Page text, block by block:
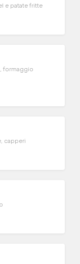
e patate fritte
formaggio
capperi